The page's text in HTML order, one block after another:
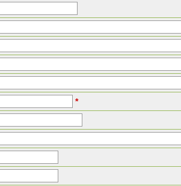
*